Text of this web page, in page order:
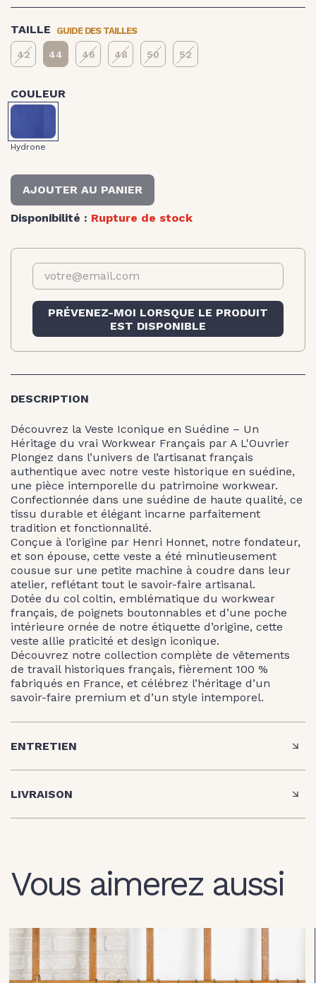
TAILLE GUIDE DES TAILLES
42 44 46 48 50 52
COULEUR
Hydrone
Hydrone
AJOUTER AU PANIER
Disponibilité : Rupture de stock
PRÉVENEZ-MOI LORSQUE LE PRODUIT
EST DISPONIBLE
DESCRIPTION
Découvrez la Veste Iconique en Suédine – Un
Héritage du vrai Workwear Français par A L'Ouvrier
Plongez dans l’univers de l’artisanat français
authentique avec notre veste historique en suédine,
une pièce intemporelle du patrimoine workwear.
Confectionnée dans une suédine de haute qualité, ce
tissu durable et élégant incarne parfaitement
tradition et fonctionnalité.
Conçue à l’origine par Henri Honnet, notre fondateur,
et son épouse, cette veste a été minutieusement
cousue sur une petite machine à coudre dans leur
atelier, reflétant tout le savoir-faire artisanal.
Dotée du col coltin, emblématique du workwear
français, de poignets boutonnables et d’une poche
intérieure ornée de notre étiquette d’origine, cette
veste allie praticité et design iconique.
Découvrez notre collection complète de vêtements
de travail historiques français, fièrement 100 %
fabriqués en France, et célébrez l’héritage d’un
savoir-faire premium et d’un style intemporel.
ENTRETIEN
LIVRAISON
Vous aimerez aussi